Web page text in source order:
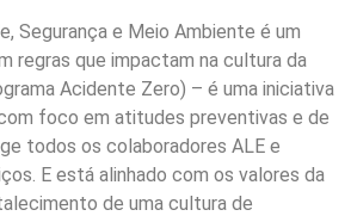
Segurança e Meio Ambiente é um
regras que impactam na cultura da
Acidente Zero) – é uma iniciativa
foco em atitudes preventivas e de
todos os colaboradores ALE e
E está alinhado com os valores da
de uma cultura de